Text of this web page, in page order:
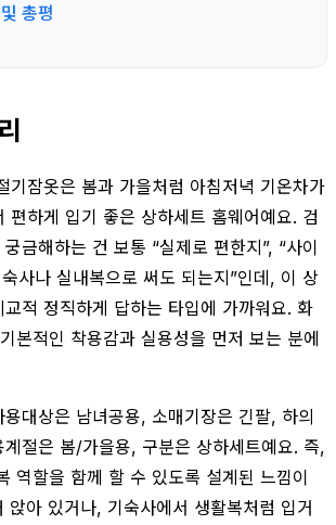
총평
기잠옷은 봄과 가을처럼 아침저녁 기온차가
편하게 입기 좋은 상하세트 홈웨어예요. 검
금해하는 건 보통 “실제로 편한지”, “사이
사나 실내복으로 써도 되는지”인데, 이 상
적 정직하게 답하는 타입에 가까워요. 화
본적인 착용감과 실용성을 먼저 보는 분에
대상은 남녀공용, 소매기장은 긴팔, 하의
절은 봄/가을용, 구분은 상하세트예요. 즉,
역할을 함께 할 수 있도록 설계된 느낌이
앉아 있거나, 기숙사에서 생활복처럼 입거